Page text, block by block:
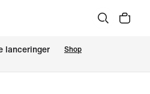
lanceringer Shop